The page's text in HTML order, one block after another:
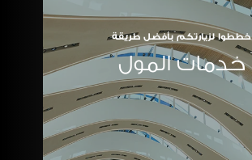
خططوا لزيارتكم بأفضل طريقة
خدمات المول